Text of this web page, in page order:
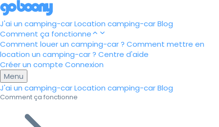
J'ai un camping-carLocation camping-carBlog
Comment ça fonctionne
Comment louer un camping-car ? Comment mettre en
location un camping-car ? Centre d'aide
Créer un compte Connexion
Menu
J'ai un camping-carLocation camping-carBlog
Comment ça fonctionne